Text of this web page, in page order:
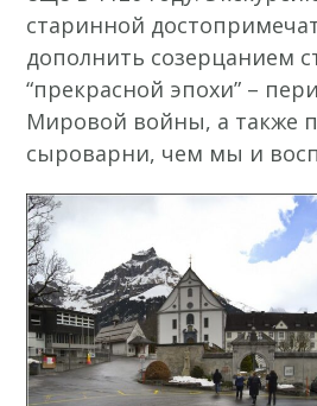
старинной
дополнить созерцанием
“прекрасной эпохи” –
Мировой войны, а также
сыроварни, чем мы и